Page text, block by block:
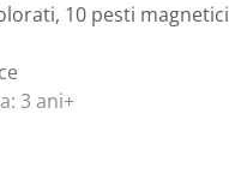
10 pesti magnetici
3 ani+